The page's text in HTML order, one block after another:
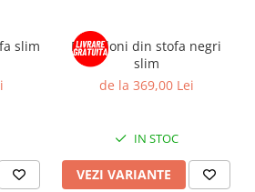
slim
Pantaloni din stofa negri
slim
de la 369,00 Lei
IN STOC
VEZI VARIANTE